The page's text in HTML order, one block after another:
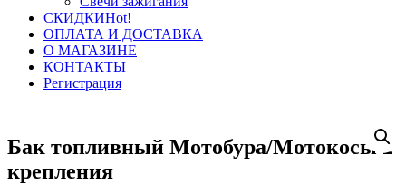
СКИДКИHot!
ОПЛАТА И ДОСТАВКА
О МАГАЗИНЕ
КОНТАКТЫ
Регистрация
Бак топливный Мотобура/Мотокосы 2
крепления